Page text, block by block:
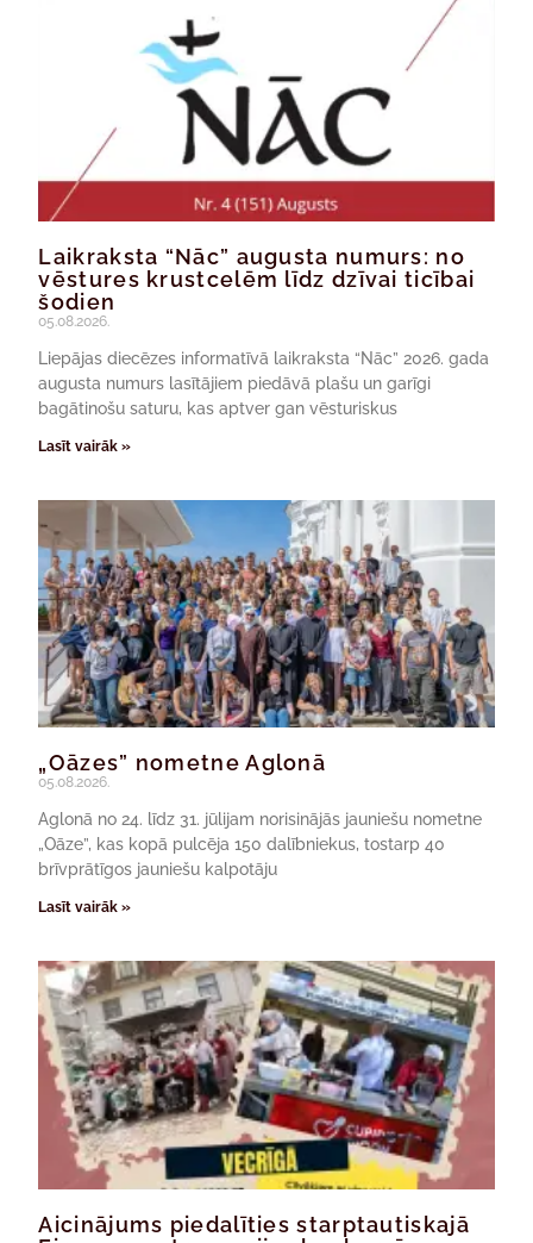
Laikraksta “Nāc” augusta numurs: no
vēstures krustcelēm līdz dzīvai ticībai
šodien
05.08.2026.
Liepājas diecēzes informatīvā laikraksta “Nāc” 2026. gada
augusta numurs lasītājiem piedāvā plašu un garīgi
bagātinošu saturu, kas aptver gan vēsturiskus
Lasīt vairāk »
„Oāzes” nometne Aglonā
05.08.2026.
Aglonā no 24. līdz 31. jūlijam norisinājās jauniešu nometne
„Oāze”, kas kopā pulcēja 150 dalībniekus, tostarp 40
brīvprātīgos jauniešu kalpotāju
Lasīt vairāk »
Aicinājums piedalīties starptautiskajā